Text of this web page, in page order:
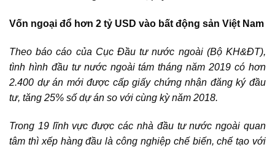
Vốn ngoại đổ hơn 2 tỷ USD vào bất động sản Việt Nam
Theo báo cáo của Cục Đầu tư nước ngoài (Bộ KH&ĐT),
tình hình đầu tư nước ngoài tám tháng năm 2019 có hơn
2.400 dự án mới được cấp giấy chứng nhận đăng ký đầu
tư, tăng 25% số dự án so với cùng kỳ năm 2018.
Trong 19 lĩnh vực được các nhà đầu tư nước ngoài quan
tâm thì xếp hàng đầu là công nghiệp chế biến, chế tạo với